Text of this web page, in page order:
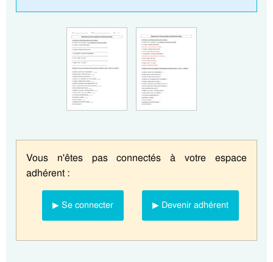
Vous n'êtes pas connectés à votre espace
adhérent :
▶ Se connecter ▶ Devenir adhérent